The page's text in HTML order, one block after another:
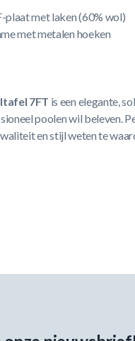
met laken (60% wol)
met metalen hoeken
7FT is een elegante,
poolen wil beleven.
en stijl weten te